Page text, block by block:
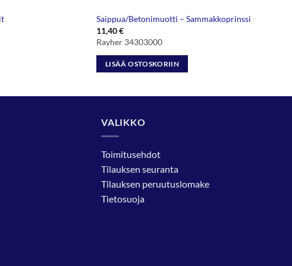
Saippua/Betonimuotti – Sammakkoprinssi
11,40€
Rayher 34303000
LISÄÄ OSTOSKORIIN
VALIKKO
Toimitusehdot
Tilauksen seuranta
Tilauksen peruutuslomake
Tietosuoja